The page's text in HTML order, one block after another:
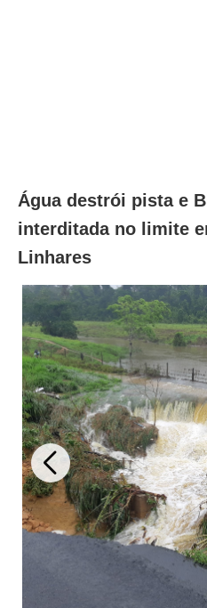
Água destrói pista e
interditada no limite
Linhares